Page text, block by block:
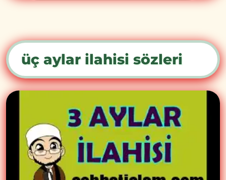
üç aylar ilahisi sözleri